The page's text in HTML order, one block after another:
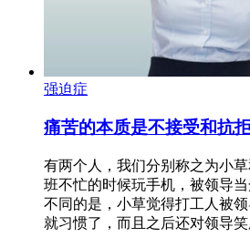
强迫症
痛苦的本质是不接受和抗
有两个人，我们分别称之为小
班不忙的时候玩手机，被领导当
不同的是，小草觉得打工人被
就习惯了，而且之后还对领导